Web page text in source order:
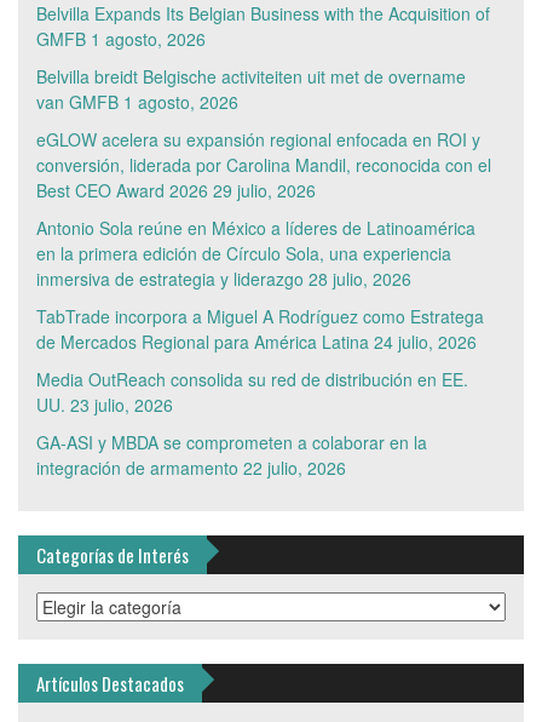
Belvilla Expands Its Belgian Business with the Acquisition of
GMFB 1 agosto, 2026
Belvilla breidt Belgische activiteiten uit met de overname
van GMFB 1 agosto, 2026
eGLOW acelera su expansión regional enfocada en ROI y
conversión, liderada por Carolina Mandil, reconocida con el
Best CEO Award 2026 29 julio, 2026
Antonio Sola reúne en México a líderes de Latinoamérica
en la primera edición de Círculo Sola, una experiencia
inmersiva de estrategia y liderazgo 28 julio, 2026
TabTrade incorpora a Miguel A Rodríguez como Estratega
de Mercados Regional para América Latina 24 julio, 2026
Media OutReach consolida su red de distribución en EE.
UU. 23 julio, 2026
GA-ASI y MBDA se comprometen a colaborar en la
integración de armamento 22 julio, 2026
Categorías de Interés
Categorías
de
Artículos Destacados